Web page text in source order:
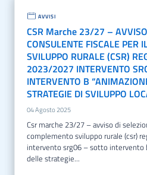
AVVISI
CSR Marche 23/27 –
CONSULENTE FISCALE PER
SVILUPPO RURALE (CSR)
2023/2027 INTERVENTO
INTERVENTO B
STRATEGIE DI SVILUPPO
04 Agosto 2025
csr marche 23/27 – avviso di selezione consulente fiscale per il
complemento sviluppo rurale (csr)
intervento srg06 – sotto intervento
delle strategie...